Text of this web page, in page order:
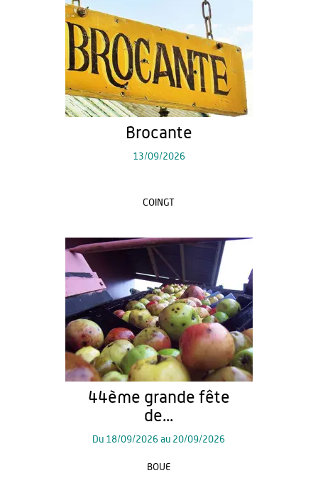
Brocante
13/09/2026
COINGT
44ème grande fête
de...
Du 18/09/2026 au 20/09/2026
BOUE